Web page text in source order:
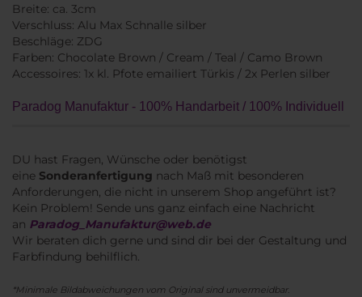
Breite: ca. 3cm
Verschluss: Alu Max Schnalle silber
Beschläge: ZDG
Farben: Chocolate Brown / Cream / Teal / Camo Brown
Accessoires: 1x kl. Pfote emailiert Türkis / 2x Perlen silber
Paradog Manufaktur - 100% Handarbeit / 100% Individuell
DU hast Fragen, Wünsche oder benötigst
eine Sonderanfertigung nach Maß mit besonderen
Anforderungen, die nicht in unserem Shop angeführt ist?
Kein Problem! Sende uns ganz einfach eine Nachricht
an Paradog_Manufaktur@web.de
Wir beraten dich gerne und sind dir bei der Gestaltung und
Farbfindung behilflich.
*Minimale Bildabweichungen vom Original sind unvermeidbar.